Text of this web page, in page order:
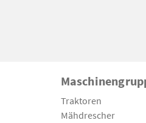
Traktoren
Mähdrescher